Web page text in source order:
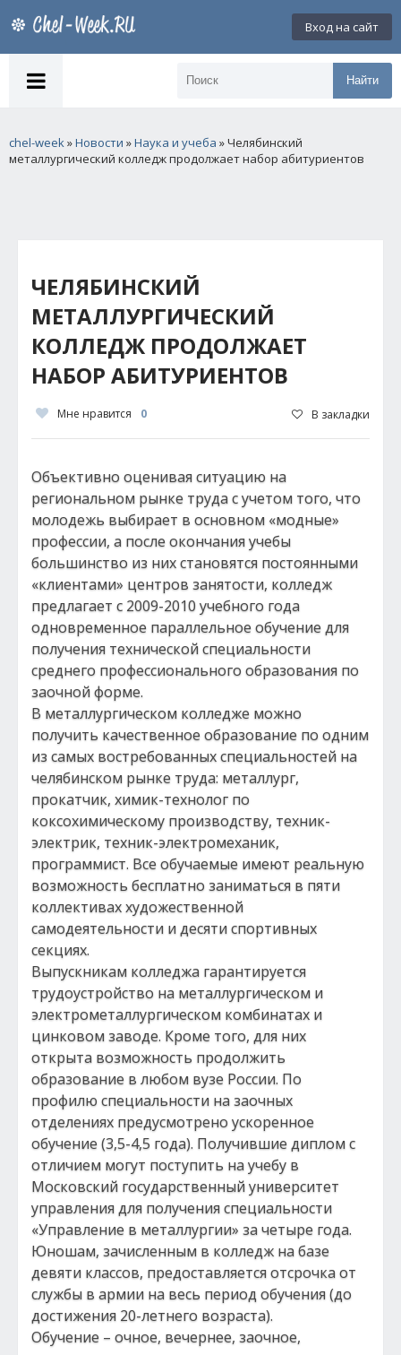
Вход на сайт
Найти
chel-week»Новости »Наука и учеба » Челябинский
металлургический колледж продолжает набор абитуриентов
ЧЕЛЯБИНСКИЙ
МЕТАЛЛУРГИЧЕСКИЙ
КОЛЛЕДЖ ПРОДОЛЖАЕТ
НАБОР АБИТУРИЕНТОВ
Мне нравится 0 В закладки
Объективно оценивая ситуацию на
региональном рынке труда с учетом того, что
молодежь выбирает в основном «модные»
профессии, а после окончания учебы
большинство из них становятся постоянными
«клиентами» центров занятости, колледж
предлагает с 2009-2010 учебного года
одновременное параллельное обучение для
получения технической специальности
среднего профессионального образования по
заочной форме.
В металлургическом колледже можно
получить качественное образование по одним
из самых востребованных специальностей на
челябинском рынке труда: металлург,
прокатчик, химик-технолог по
коксохимическому производству, техник-
электрик, техник-электромеханик,
программист. Все обучаемые имеют реальную
возможность бесплатно заниматься в пяти
коллективах художественной
самодеятельности и десяти спортивных
секциях.
Выпускникам колледжа гарантируется
трудоустройство на металлургическом и
электрометаллургическом комбинатах и
цинковом заводе. Кроме того, для них
открыта возможность продолжить
образование в любом вузе России. По
профилю специальности на заочных
отделениях предусмотрено ускоренное
обучение (3,5-4,5 года). Получившие диплом с
отличием могут поступить на учебу в
Московский государственный университет
управления для получения специальности
«Управление в металлургии» за четыре года.
Юношам, зачисленным в колледж на базе
девяти классов, предоставляется отсрочка от
службы в армии на весь период обучения (до
достижения 20-летнего возраста).
Обучение – очное, вечернее, заочное,